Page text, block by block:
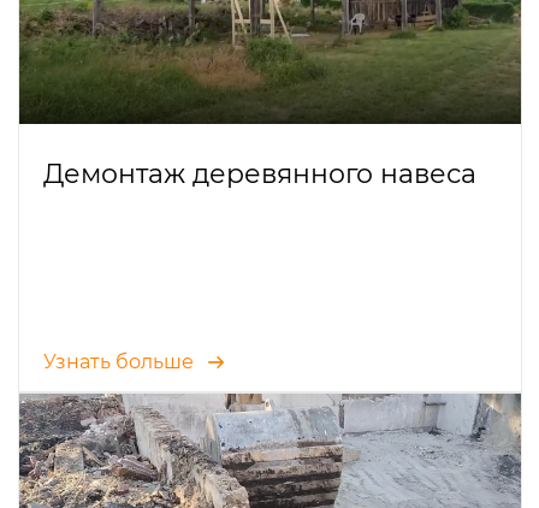
Демонтаж деревянного навеса
Узнать больше